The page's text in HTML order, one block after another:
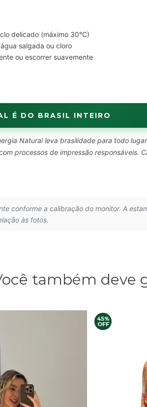
delicado (máximo 30°C)
salgada ou cloro
ou escorrer suavemente
É DO BRASIL INTEIRO
Natural leva brasilidade para todo
processos de impressão responsáveis.
conforme a calibração do monitor. A
às fotos.
também deve
45%
OFF